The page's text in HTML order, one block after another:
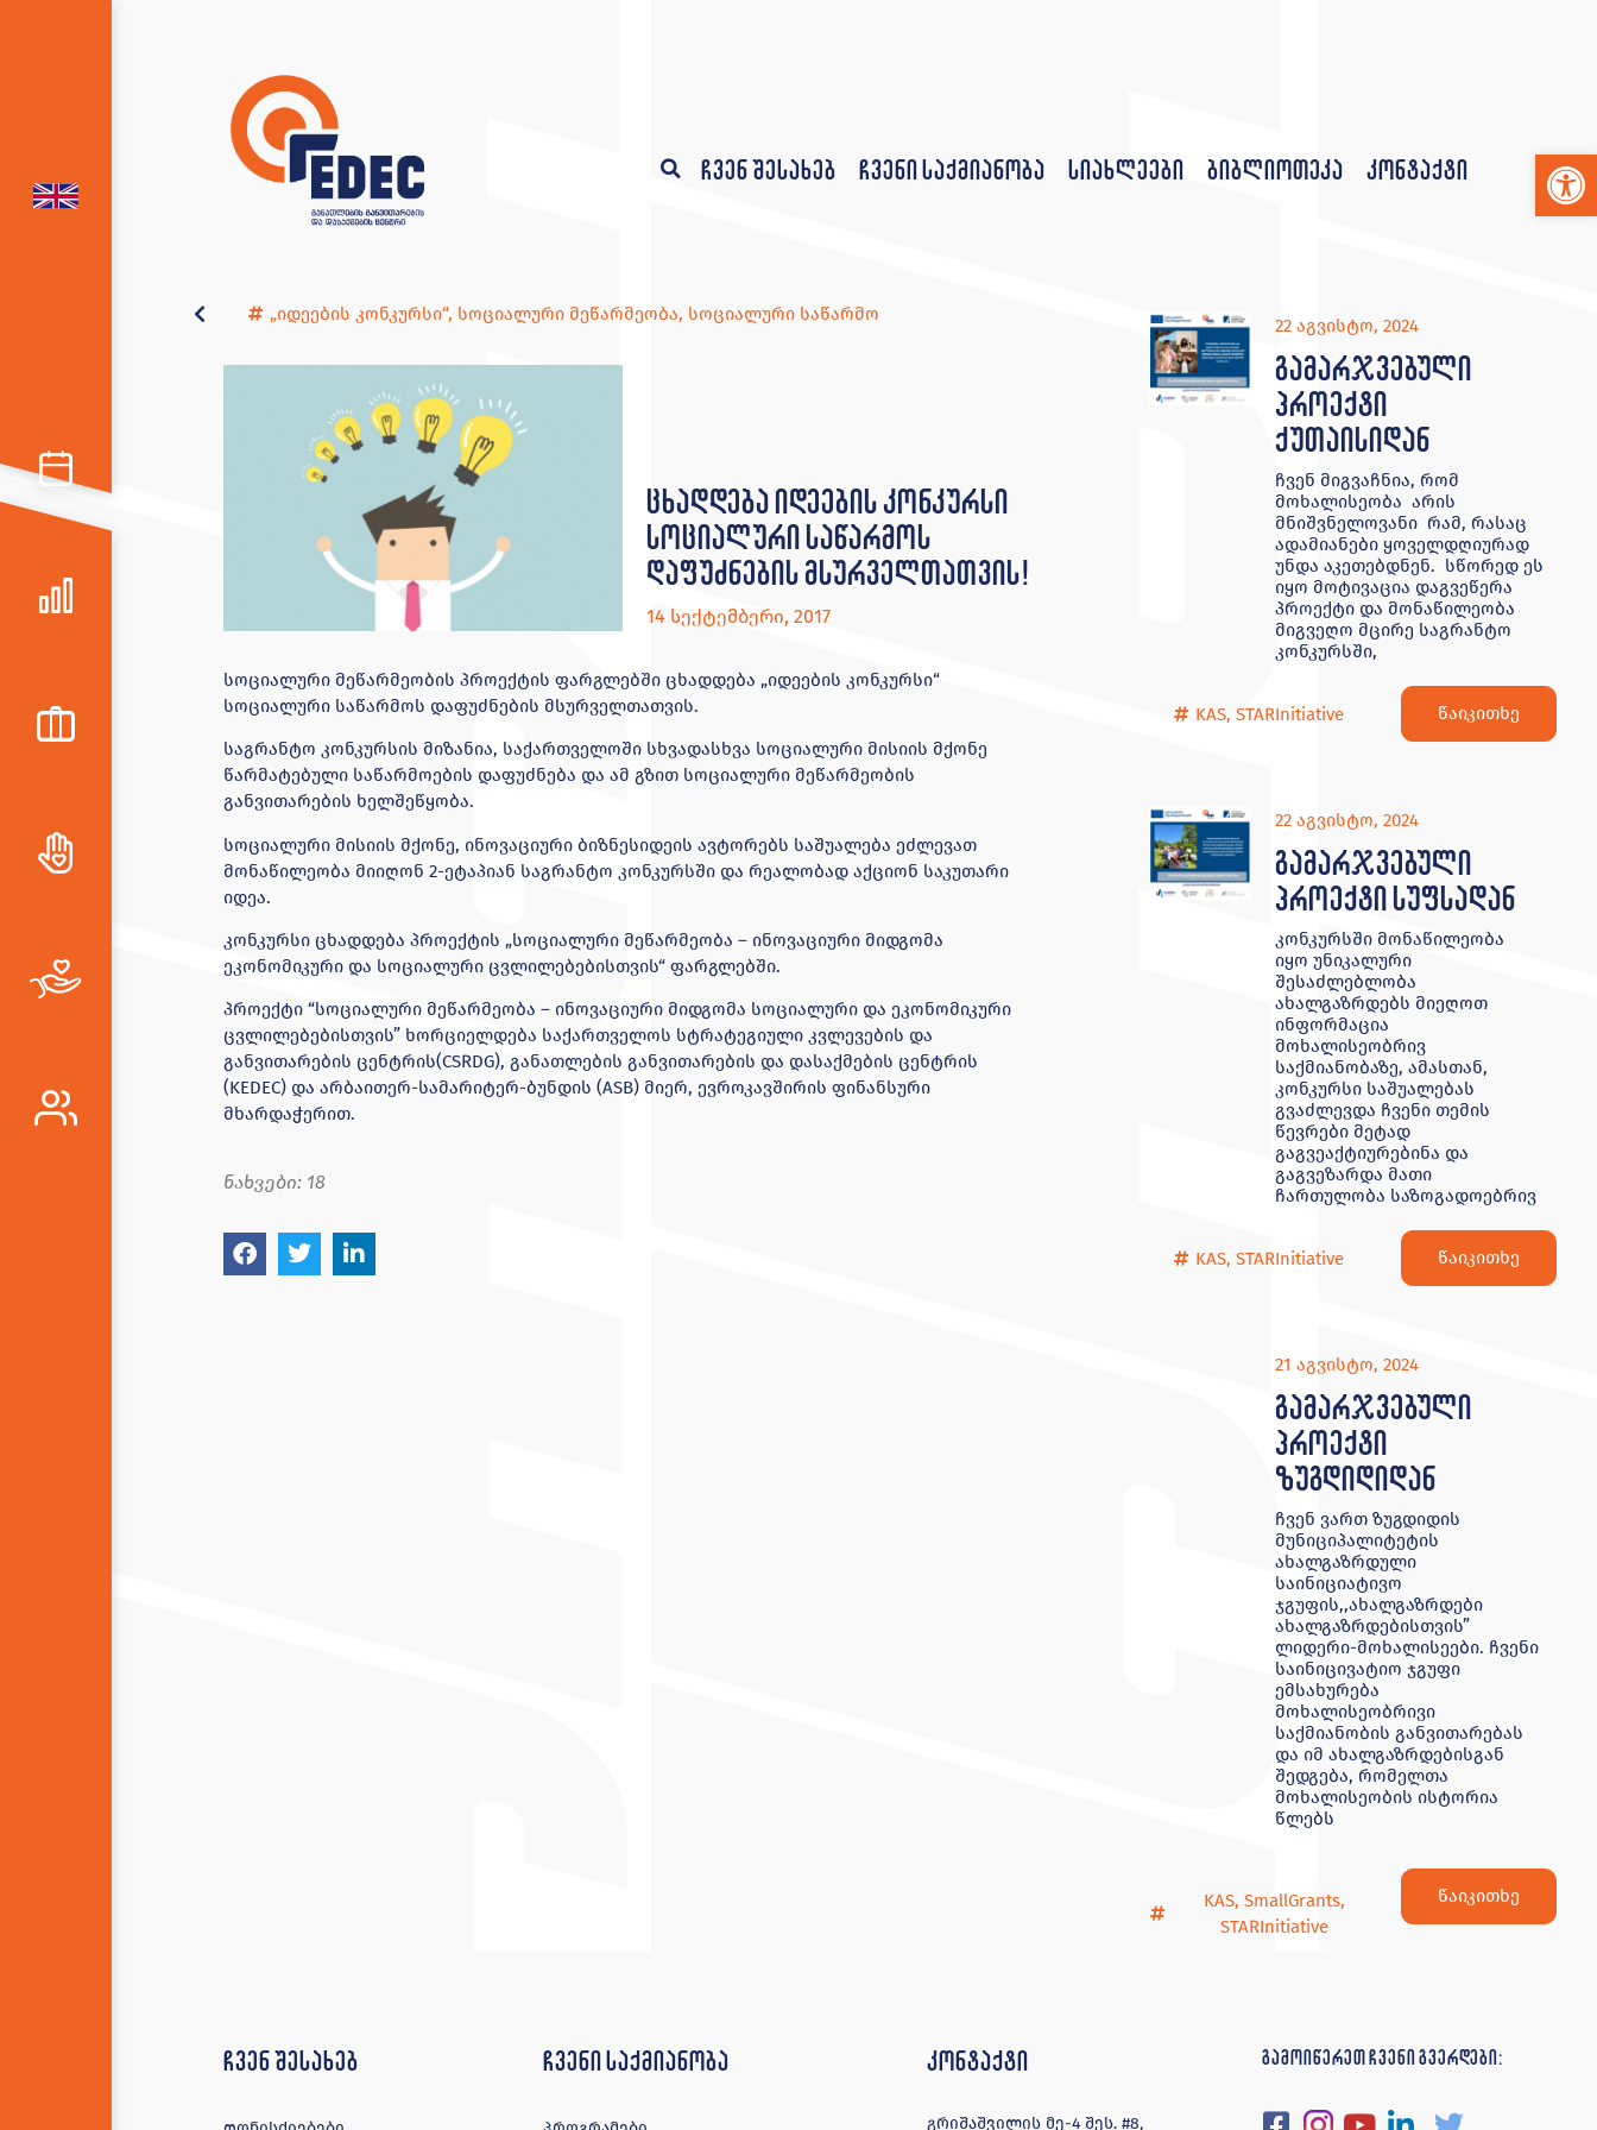
ჩვენ შესახებ ჩვენი საქმიანობა სიახლეები ბიბლიოთეკა კონტაქტი
„იდეების კონკურსი“, სოციალური მეწარმეობა, სოციალური საწარმო
ცხადდება იდეების კონკურსი
სოციალური საწარმოს
დაფუძნების მსურველთათვის!
14 სექტემბერი, 2017
სოციალური მეწარმეობის პროექტის ფარგლებში ცხადდება „იდეების კონკურსი“
სოციალური საწარმოს დაფუძნების მსურველთათვის.
საგრანტო კონკურსის მიზანია, საქართველოში სხვადასხვა სოციალური მისიის მქონე
წარმატებული საწარმოების დაფუძნება და ამ გზით სოციალური მეწარმეობის
განვითარების ხელშეწყობა.
სოციალური მისიის მქონე, ინოვაციური ბიზნესიდეის ავტორებს საშუალება ეძლევათ
მონაწილეობა მიიღონ 2-ეტაპიან საგრანტო კონკურსში და რეალობად აქციონ საკუთარი
იდეა.
კონკურსი ცხადდება პროექტის „სოციალური მეწარმეობა – ინოვაციური მიდგომა
ეკონომიკური და სოციალური ცვლილებებისთვის“ ფარგლებში.
პროექტი “სოციალური მეწარმეობა – ინოვაციური მიდგომა სოციალური და ეკონომიკური
ცვლილებებისთვის” ხორციელდება საქართველოს სტრატეგიული კვლევების და
განვითარების ცენტრის(CSRDG), განათლების განვითარების და დასაქმების ცენტრის
(KEDEC) და არბაითერ-სამარიტერ-ბუნდის (ASB) მიერ, ევროკავშირის ფინანსური
მხარდაჭერით.
ნახვები: 18
22 აგვისტო, 2024
გამარჯვებული
პროექტი
ქუთაისიდან
ჩვენ მიგვაჩნია, რომ
მოხალისეობა არის
მნიშვნელოვანი რამ, რასაც
ადამიანები ყოველდღიურად
უნდა აკეთებდნენ. სწორედ ეს
იყო მოტივაცია დაგვეწერა
პროექტი და მონაწილეობა
მიგვეღო მცირე საგრანტო
კონკურსში,
KAS,STARInitiative წაიკითხე
22 აგვისტო, 2024
გამარჯვებული
პროექტი სუფსადან
კონკურსში მონაწილეობა
იყო უნიკალური
შესაძლებლობა
ახალგაზრდებს მიეღოთ
ინფორმაცია
მოხალისეობრივ
საქმიანობაზე, ამასთან,
კონკურსი საშუალებას
გვაძლევდა ჩვენი თემის
წევრები მეტად
გაგვეაქტიურებინა და
გაგვეზარდა მათი
ჩართულობა საზოგადოებრივ
KAS,STARInitiative წაიკითხე
21 აგვისტო, 2024
გამარჯვებული
პროექტი
ზუგდიდიდან
ჩვენ ვართ ზუგდიდის
მუნიციპალიტეტის
ახალგაზრდული
საინიციატივო
ჯგუფის,,ახალგაზრდები
ახალგაზრდებისთვის”
ლიდერი-მოხალისეები. ჩვენი
საინიცივატიო ჯგუფი
ემსახურება
მოხალისეობრივი
საქმიანობის განვითარებას
და იმ ახალგაზრდებისგან
შედგება, რომელთა
მოხალისეობის ისტორია
წლებს
KAS, SmallGrants,
STARInitiative
წაიკითხე
ჩვენ შესახებ ჩვენი საქმიანობა კონტაქტი
გრიშაშვილის მე-4 შეს. #8,
გამოიწერეთ ჩვენი გვერდები: